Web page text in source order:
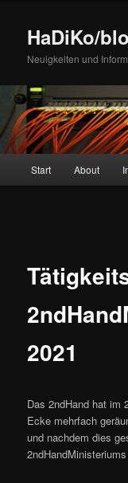
wechselnHaDiKo/
Neuigkeiten und
Start About
2021
Das 2ndHand hat im
Ecke mehrfach
und nachdem dies